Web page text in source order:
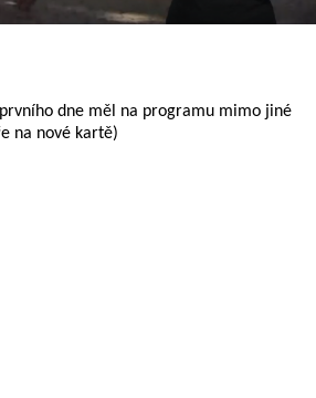
dne měl na programu mimo jiné
na nové kartě)